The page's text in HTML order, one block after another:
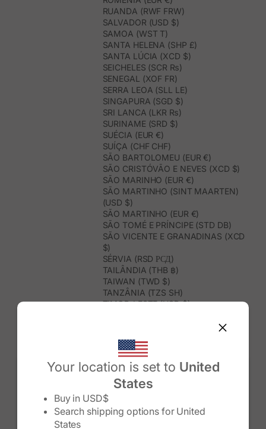
Your location is set to United
States
Buy in USD$
Search shipping options for United
States
Change country/region
RUANDA (RWF FRW)
SALVADOR (USD $)
SAMOA (WST T)
SANTA HELENA (SHP £)
SANTA LÚCIA (XCD $)
SEICHELES (SCR ₨)
SENEGAL (XOF FR)
SERRA LEOA (SLL LE)
SINGAPURA (SGD $)
SRI LANCA (LKR ₨)
SURINAME (SRD $)
SUÉCIA (EUR €)
SUÍÇA (CHF CHF)
SÃO BARTOLOMEU (EUR €)
SÃO CRISTÓVÃO E NEVES (XCD $)
SÃO MARINHO (EUR €)
SÃO MARTINHO (SINT MAARTEN)
(USD $)
SÃO MARTINHO (EUR €)
SÃO TOMÉ E PRÍNCIPE (STD DB)
SÃO VICENTE E GRANADINAS (XCD
$)
SÉRVIA (RSD РСД)
TAILÂNDIA (THB ฿)
TAIWAN (TWD $)
TANZÂNIA (TZS SH)
TIMOR-LESTE (USD $)
TRINDADE E TOBAGO (TTD $)
TUNÍSIA (USD $)
TURQUEMENISTÃO (USD $)
TURQUIA (TRY ₺)
TUVALU (AUD $)
UGANDA (UGX USH)
URUGUAI (UYU $U)
USBEQUISTÃO (UZS SO'M)